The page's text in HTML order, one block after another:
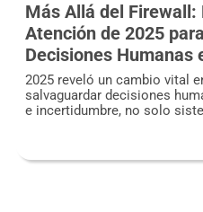
Más Allá del Firewall:
Atención de 2025
Decisiones Humanas
Ciberfracturado
2025 reveló un cambio vital
salvaguardar decisiones
e incertidumbre, no solo